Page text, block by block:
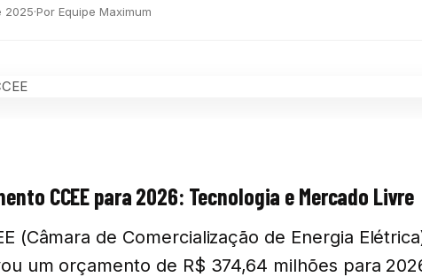
2025·Por Equipe Maximum
CCEE para 2026: Tecnologia e Mercado Livre
(Câmara de Comercialização de Energia
um orçamento de R$ 374,64 milhões para